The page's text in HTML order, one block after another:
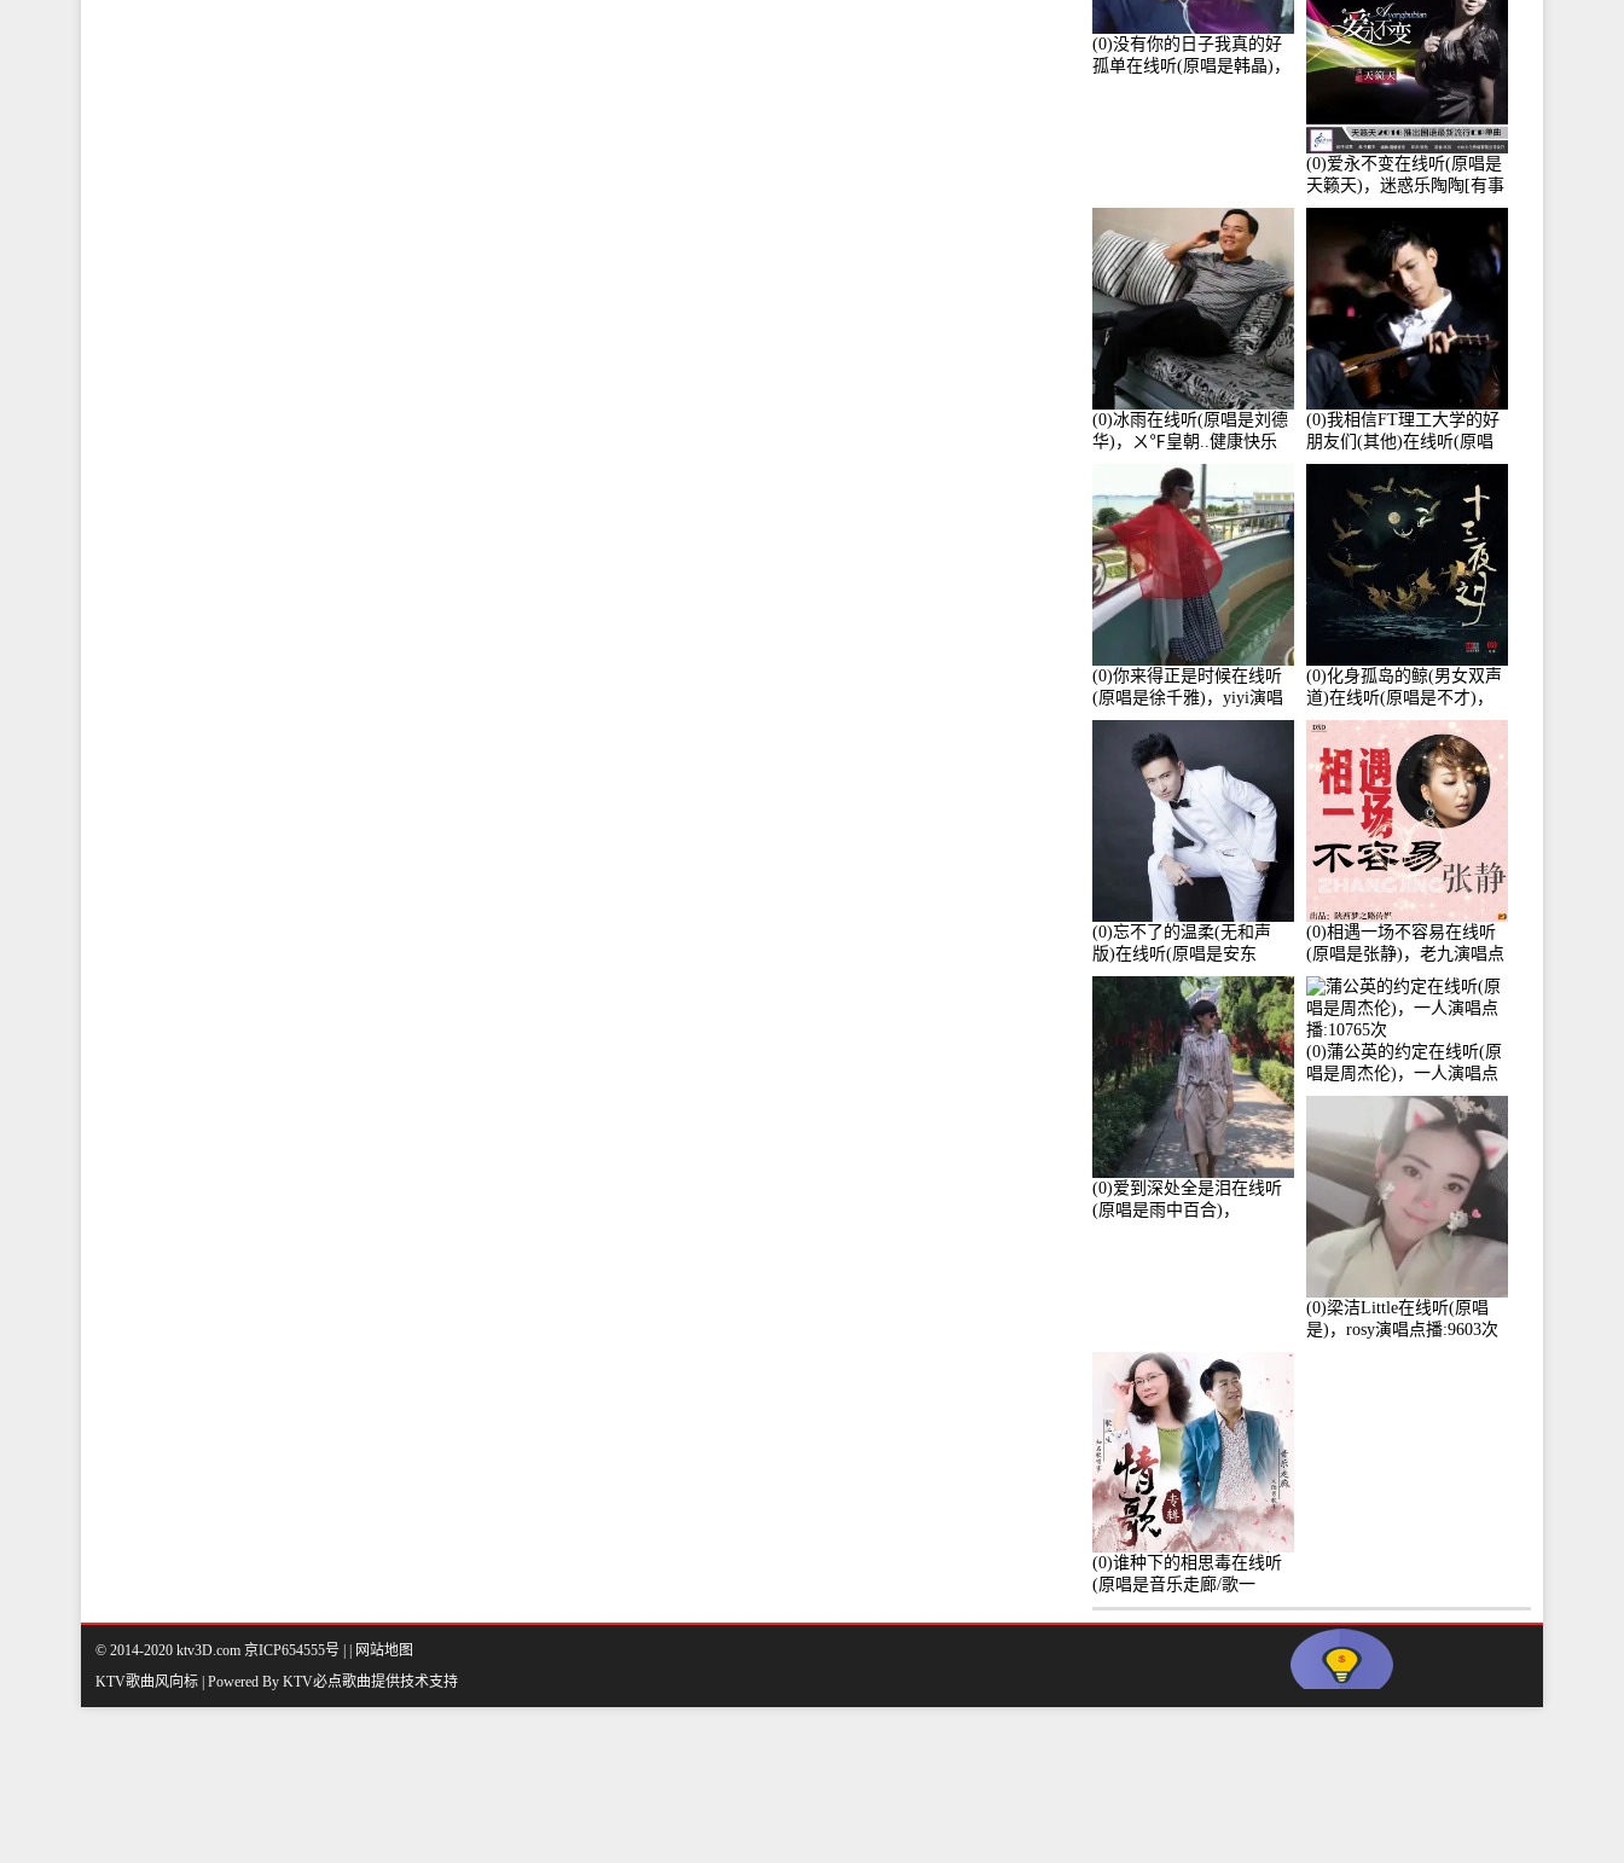
(0)没有你的日子我真的好
孤单在线听(原唱是韩晶)，
(0)爱永不变在线听(原唱是
天籁天)，迷惑乐陶陶[有事
暂离]演唱点播:27678次
(0)冰雨在线听(原唱是刘德
华)，ㄨ℉皇朝..健康快乐
演唱点播:26643次
(0)我相信FT理工大学的好
朋友们(其他)在线听(原唱
是杨培安)，老乔演唱点
播:23714次
(0)你来得正是时候在线听
(原唱是徐千雅)，yiyi演唱
点播:21991次
(0)化身孤岛的鲸(男女双声
道)在线听(原唱是不才)，
HGBai演唱点播:19428次
(0)忘不了的温柔(无和声
版)在线听(原唱是安东
阳)，老九演唱点播:17392
次
(0)相遇一场不容易在线听
(原唱是张静)，老九演唱点
播:11453次
(0)爱到深处全是泪在线听
(原唱是雨中百合)，
(0)蒲公英的约定在线听(原
唱是周杰伦)，一人演唱点
播:10765次
(0)梁洁Little在线听(原唱
是)，rosy演唱点播:9603次
(0)谁种下的相思毒在线听
(原唱是音乐走廊/歌一
生)，小群演唱点播:8975次
© 2014-2020 ktv3D.com 京ICP654555号 |
网站地图
KTV歌曲风向标 | Powered By KTV必点歌曲提供技术支持